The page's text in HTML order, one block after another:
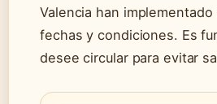
Valencia han
fechas y condiciones. Es
desee circular para evitar